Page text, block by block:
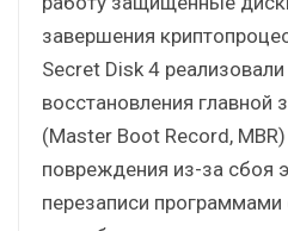
завершения
Secret Disk 4
восстановления главной
(Master Boot Record,
повреждения из-за сбоя
перезаписи программами